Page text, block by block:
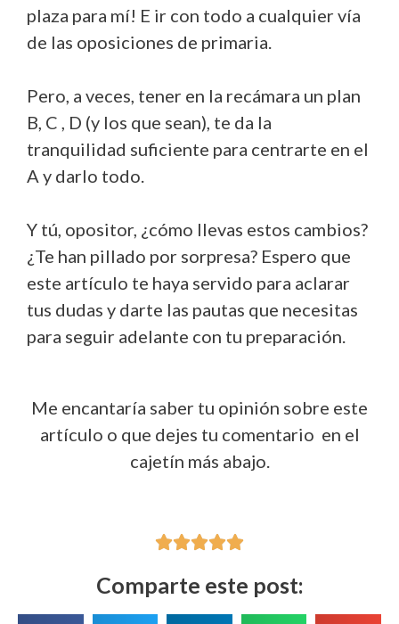
plaza para mí! E ir con todo a cualquier vía
de las oposiciones de primaria.
Pero, a veces, tener en la recámara un plan
B, C , D (y los que sean), te da la
tranquilidad suficiente para centrarte en el
A y darlo todo.
Y tú, opositor, ¿cómo llevas estos cambios?
¿Te han pillado por sorpresa? Espero que
este artículo te haya servido para aclarar
tus dudas y darte las pautas que necesitas
para seguir adelante con tu preparación.
Me encantaría saber tu opinión sobre este
artículo o que dejes tu comentario en el
cajetín más abajo.

Comparte este post: